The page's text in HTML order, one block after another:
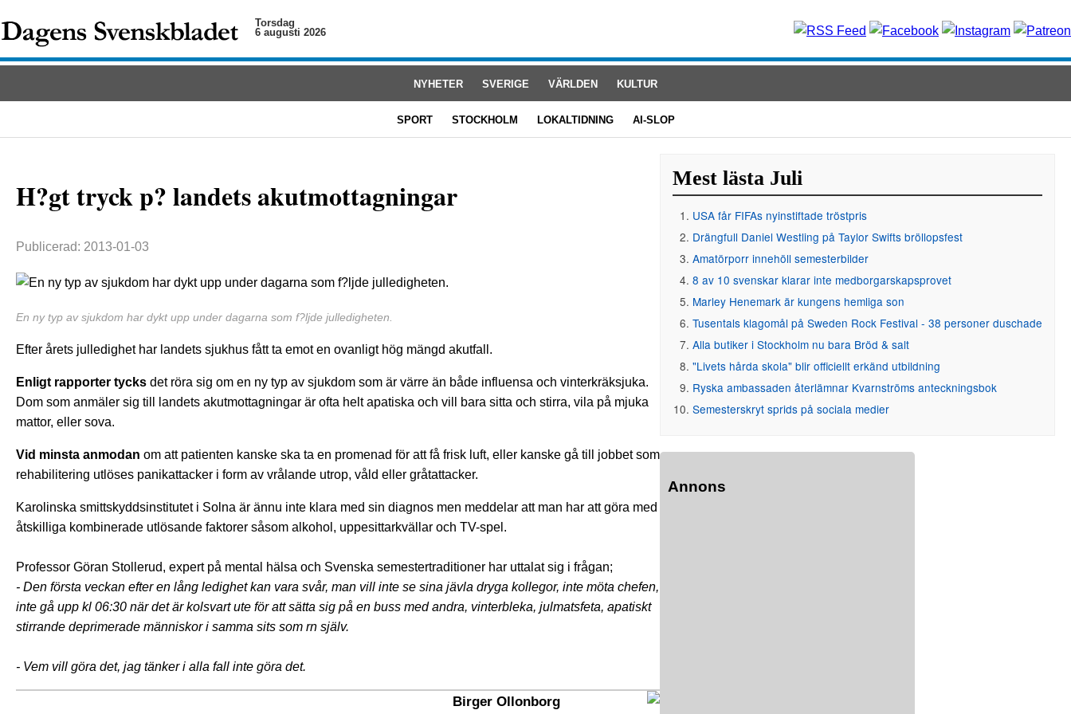
Torsdag
6 augusti 2026
NYHETER SVERIGE VÄRLDEN KULTUR
SPORT STOCKHOLM LOKALTIDNING AI-SLOP
H?gt tryck p? landets akutmottagningar
Publicerad: 2013-01-03
En ny typ av sjukdom har dykt upp under dagarna som f?ljde julledigheten.
Efter årets julledighet har landets sjukhus fått ta emot en ovanligt hög mängd akutfall.
Enligt rapporter tycks det röra sig om en ny typ av sjukdom som är värre än både influensa och vinterkräksjuka.
Dom som anmäler sig till landets akutmottagningar är ofta helt apatiska och vill bara sitta och stirra, vila på mjuka
mattor, eller sova.
Vid minsta anmodan om att patienten kanske ska ta en promenad för att få frisk luft, eller kanske gå till jobbet som
rehabilitering utlöses panikattacker i form av vrålande utrop, våld eller gråtattacker.
Karolinska smittskyddsinstitutet i Solna är ännu inte klara med sin diagnos men meddelar att man har att göra med
åtskilliga kombinerade utlösande faktorer såsom alkohol, uppesittarkvällar och TV-spel.
Professor Göran Stollerud, expert på mental hälsa och Svenska semestertraditioner har uttalat sig i frågan;
- Den första veckan efter en lång ledighet kan vara svår, man vill inte se sina jävla dryga kollegor, inte möta chefen,
inte gå upp kl 06:30 när det är kolsvart ute för att sätta sig på en buss med andra, vinterbleka, julmatsfeta, apatiskt
stirrande deprimerade människor i samma sits som rn själv.
- Vem vill göra det, jag tänker i alla fall inte göra det.
Birger Ollonborg
Mest lästa Juli
USA får FIFAs nyinstiftade tröstpris
Drängfull Daniel Westling på Taylor Swifts bröllopsfest
Amatörporr innehöll semesterbilder
8 av 10 svenskar klarar inte medborgarskapsprovet
Marley Henemark är kungens hemliga son
Tusentals klagomål på Sweden Rock Festival - 38 personer duschade
Alla butiker i Stockholm nu bara Bröd & salt
"Livets hårda skola" blir officiellt erkänd utbildning
Ryska ambassaden återlämnar Kvarnströms anteckningsbok
Semesterskryt sprids på sociala medier
Annons